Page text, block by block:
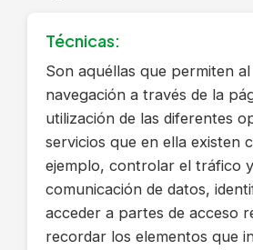
Técnicas:
Son aquéllas que permiten
navegación a través de la
utilización de las diferentes
servicios que en ella existen
ejemplo, controlar el tráfico
comunicación de datos,
acceder a partes de acceso
recordar los elementos que